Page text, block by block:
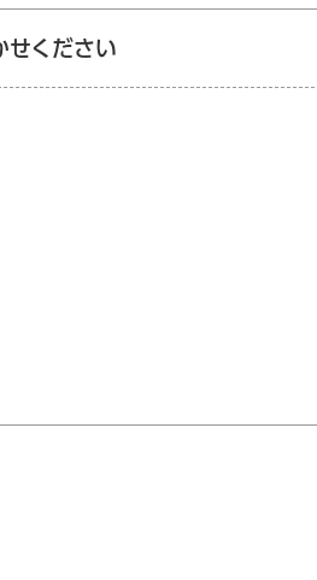
せください